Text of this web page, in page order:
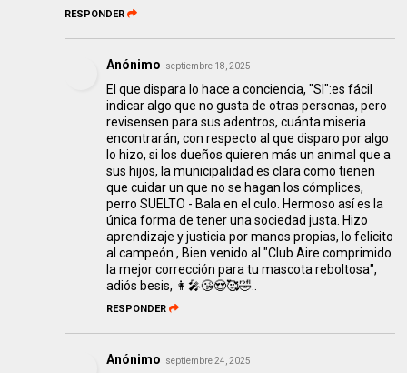
RESPONDER
Anónimo septiembre 18, 2025
El que dispara lo hace a conciencia, "SI":es fácil
indicar algo que no gusta de otras personas, pero
revisensen para sus adentros, cuánta miseria
encontrarán, con respecto al que disparo por algo
lo hizo, si los dueños quieren más un animal que a
sus hijos, la municipalidad es clara como tienen
que cuidar un que no se hagan los cómplices,
perro SUELTO - Bala en el culo. Hermoso así es la
única forma de tener una sociedad justa. Hizo
aprendizaje y justicia por manos propias, lo felicito
al campeón , Bien venido al "Club Aire comprimido
la mejor corrección para tu mascota reboltosa",
adiós besis, 👩‍🎤😘😍🥰🤣..
RESPONDER
Anónimo septiembre 24, 2025